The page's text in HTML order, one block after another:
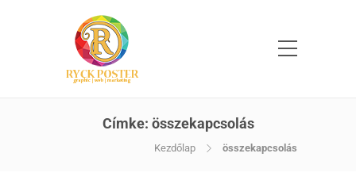
Címke: összekapcsolás
Kezdőlap összekapcsolás